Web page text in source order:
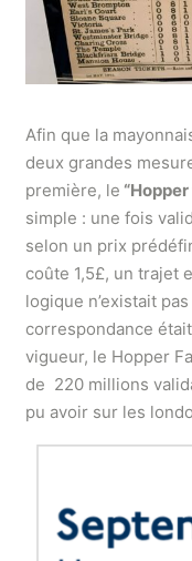
Afin que la
deux grandes
première, le
simple : une fois
selon un prix
coûte 1,5£, un trajet
logique n’existait
correspondance
vigueur, le Hopper
de 220 millions
pu avoir sur les